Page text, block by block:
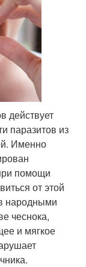
действует
паразитов из
Именно
помощи
от этой
народными
чеснока,
и мягкое